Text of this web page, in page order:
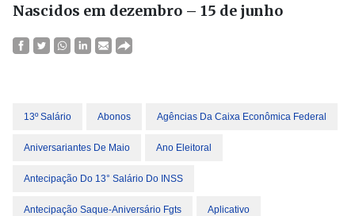
Nascidos em dezembro – 15 de junho
13º Salário Abonos Agências Da Caixa Econômica Federal
Aniversariantes De Maio Ano Eleitoral
Antecipação Do 13° Salário Do INSS
Antecipação Saque-Aniversário Fgts Aplicativo